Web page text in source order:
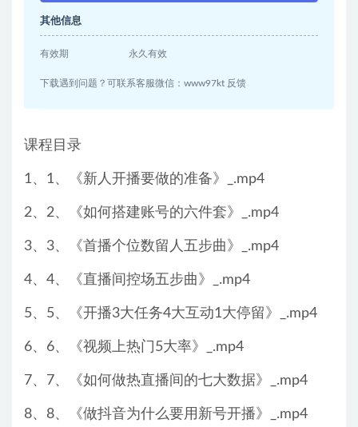
其他信息
有效期 永久有效
下载遇到问题？可联系客服微信：www97kt 反馈
课程目录
1、1、《新人开播要做的准备》_.mp4
2、2、《如何搭建账号的六件套》_.mp4
3、3、《首播个位数留人五步曲》_.mp4
4、4、《直播间控场五步曲》_.mp4
5、5、《开播3大任务4大互动1大停留》_.mp4
6、6、《视频上热门5大率》_.mp4
7、7、《如何做热直播间的七大数据》_.mp4
8、8、《做抖音为什么要用新号开播》_.mp4